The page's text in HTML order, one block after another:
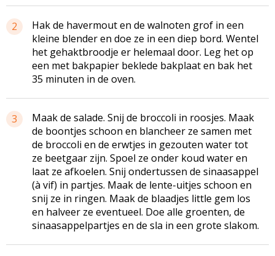
2
Hak de havermout en de walnoten grof in een
kleine blender en doe ze in een diep bord. Wentel
het gehaktbroodje er helemaal door. Leg het op
een met bakpapier beklede bakplaat en bak het
35 minuten in de oven.
3
Maak de salade. Snij de broccoli in roosjes. Maak
de boontjes schoon en blancheer ze samen met
de broccoli en de erwtjes in gezouten water tot
ze beetgaar zijn. Spoel ze onder koud water en
laat ze afkoelen. Snij ondertussen de sinaasappel
(à vif) in partjes. Maak de lente-uitjes schoon en
snij ze in ringen. Maak de blaadjes little gem los
en halveer ze eventueel. Doe alle groenten, de
sinaasappelpartjes en de sla in een grote slakom.